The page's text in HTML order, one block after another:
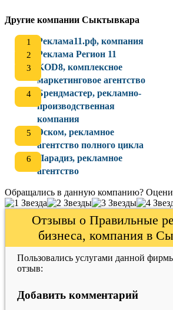
Другие компании Сыктывкара
Реклама11.рф, компания
Реклама Регион 11
KOD8, комплексное
маркетинговое агентство
Брендмастер, рекламно-
производственная
компания
Эском, рекламное
агентство полного цикла
Парадиз, рекламное
агентство
Обращались в данную компанию?
Отзывы о Правильные
бизнеса, компания в
Пользовались услугами данной
отзыв:
Добавить комментарий